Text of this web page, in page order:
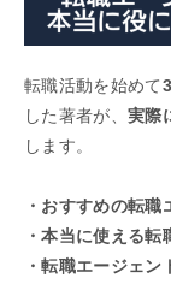
転職活動を始めて
した著者が、実際
します。
・おすすめの転
・本当に使える
・転職エージェ